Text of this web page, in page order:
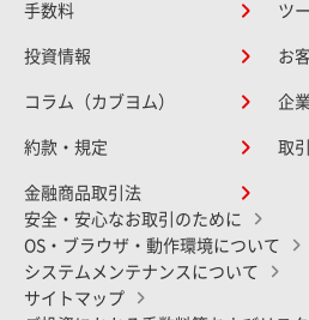
手数料 ツ
投資情報 お
コラム（カブヨム） 企
約款・規定 取
金融商品取引法
安全・安心なお取引のために
OS・ブラウザ・動作環境について
システムメンテナンスについて
サイトマップ